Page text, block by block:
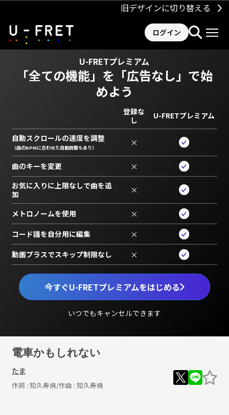
旧デザインに切り替える
ログイン
U-FRETプレミアム
「全ての機能」を 「広告なし」で始
めよう
今すぐU-FRETプレミアムをはじめる
いつでもキャンセルできます
登録な
し
U-FRETプレミアム
自動スクロールの速度を調整
（曲のBPMに合わせた自動調整もあり） ×
曲のキーを変更 ×
お気に入りに上限なしで曲を追
加
×
メトロノームを使用 ×
コード譜を自分用に編集 ×
動画プラスでスキップ制限なし ×
電車かもしれない
たま
作詞 : 知久寿焼/作曲 : 知久寿焼